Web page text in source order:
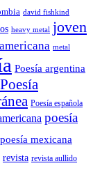
david fishkind
heavy metal joven
metal
Poesía argentina
Poesía
Poesía española
poesía
poesía mexicana
revista revista aullido